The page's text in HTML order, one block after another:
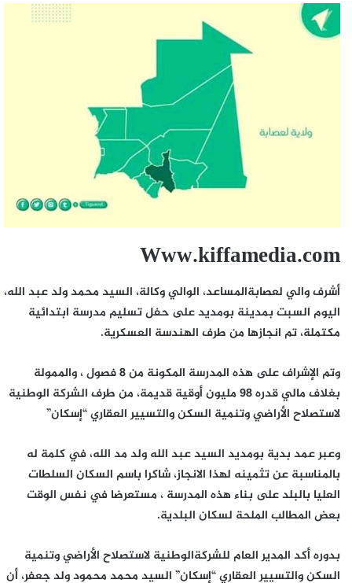
Www.kiffamedia.com
أشرف والي لعصابةالمساعد، الوالي وكالة، السيد محمد ولد عبد الله،
اليوم السبت بمدينة بومديد على حفل تسليم مدرسة ابتدائية
مكتملة، تم انجازها من طرف الهندسة العسكرية.
وتم الإشراف على هذه المدرسة المكونة من 8 فصول ، والممولة
بغلاف مالي قدره 98 مليون أوقية قديمة، من طرف الشركة الوطنية
لاستصلاح الأراضي وتنمية السكن والتسيير العقاري “إسكان”
وعبر عمد بدية بومديد السيد عبد الله ولد مد الله، في كلمة له
بالمناسبة عن تثمينه لهذا الانجاز، شاكرا باسم السكان السلطات
العليا بالبلد على بناء هذه المدرسة ، مستعرضا في نفس الوقت
بعض المطالب الملحة لسكان البلدية.
بدوره أكد المدير العام للشركةالوطنية لاستصلاح الأراضي وتنمية
السكن والتسيير العقاري “إسكان” السيد محمد محمود ولد جعفر، أن